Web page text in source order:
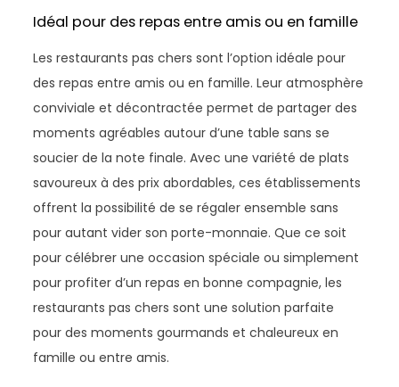
Idéal pour des repas entre amis ou en famille
Les restaurants pas chers sont l’option idéale pour
des repas entre amis ou en famille. Leur atmosphère
conviviale et décontractée permet de partager des
moments agréables autour d’une table sans se
soucier de la note finale. Avec une variété de plats
savoureux à des prix abordables, ces établissements
offrent la possibilité de se régaler ensemble sans
pour autant vider son porte-monnaie. Que ce soit
pour célébrer une occasion spéciale ou simplement
pour profiter d’un repas en bonne compagnie, les
restaurants pas chers sont une solution parfaite
pour des moments gourmands et chaleureux en
famille ou entre amis.